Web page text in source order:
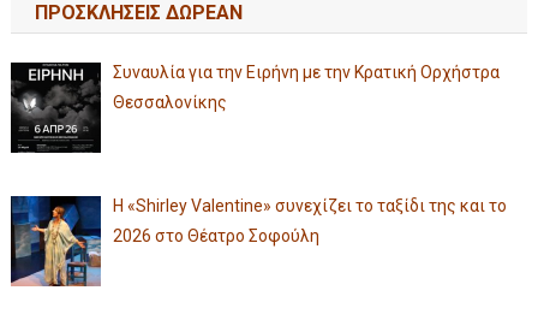
ΠΡΟΣΚΛΗΣΕΙΣ ΔΩΡΕΑΝ
Συναυλία για την Ειρήνη με την Κρατική Ορχήστρα
Θεσσαλονίκης
Η «Shirley Valentine» συνεχίζει το ταξίδι της και το
2026 στο Θέατρο Σοφούλη